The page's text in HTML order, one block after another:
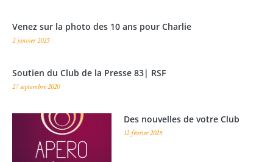
Venez sur la photo des 10 ans pour Charlie
2 janvier 2025
Soutien du Club de la Presse 83| RSF
27 septembre 2020
Des nouvelles de votre Club
12 février 2025